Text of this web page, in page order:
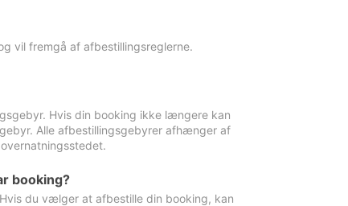
vil fremgå af afbestillingsreglerne.
Hvis din booking ikke længere kan
Alle afbestillingsgebyrer afhænger af
booking?
du vælger at afbestille din booking, kan